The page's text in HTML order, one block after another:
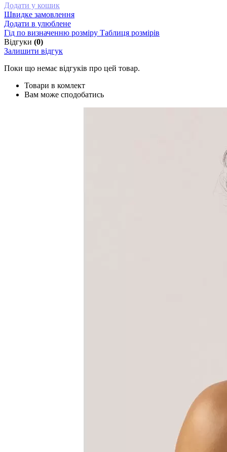
Додати у кошик
Швидке замовлення
Додати в улюблене
Гід по визначенню розміру Таблиця розмірів
Відгуки (0)
Залишити відгук
Поки що немає відгуків про цей товар.
Товари в комлект
Вам може сподобатись